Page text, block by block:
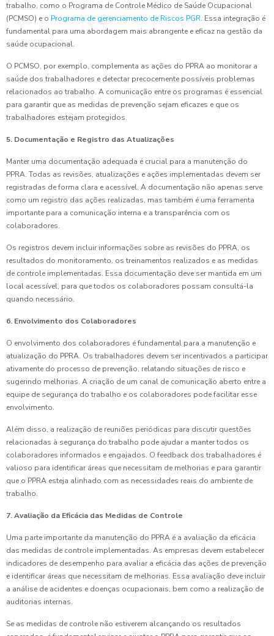
trabalho, como o Programa de Controle Médico de Saúde Ocupacional
(PCMSO) e o Programa de gerenciamento de Riscos PGR. Essa integração é
fundamental para uma abordagem mais abrangente e eficaz na gestão da
saúde ocupacional.
O PCMSO, por exemplo, complementa as ações do PPRA ao monitorar a
saúde dos trabalhadores e detectar precocemente possíveis problemas
relacionados ao trabalho. A comunicação entre os programas é essencial
para garantir que as medidas de prevenção sejam eficazes e que os
trabalhadores estejam protegidos.
5. Documentação e Registro das Atualizações
Manter uma documentação adequada é crucial para a manutenção do
PPRA. Todas as revisões, atualizações e ações implementadas devem ser
registradas de forma clara e acessível. A documentação não apenas serve
como um registro das ações realizadas, mas também é uma ferramenta
importante para a comunicação interna e a transparência com os
colaboradores.
Os registros devem incluir informações sobre as revisões do PPRA, os
resultados do monitoramento, os treinamentos realizados e as medidas
de controle implementadas. Essa documentação deve ser mantida em um
local acessível, para que todos os colaboradores possam consultá-la
quando necessário.
6. Envolvimento dos Colaboradores
O envolvimento dos colaboradores é fundamental para a manutenção e
atualização do PPRA. Os trabalhadores devem ser incentivados a participar
ativamente do processo de prevenção, relatando situações de risco e
sugerindo melhorias. A criação de um canal de comunicação aberto entre a
equipe de segurança do trabalho e os colaboradores pode facilitar esse
envolvimento.
Além disso, a realização de reuniões periódicas para discutir questões
relacionadas à segurança do trabalho pode ajudar a manter todos os
colaboradores informados e engajados. O feedback dos trabalhadores é
valioso para identificar áreas que necessitam de melhorias e para garantir
que o PPRA esteja alinhado com as necessidades reais do ambiente de
trabalho.
7. Avaliação da Eficácia das Medidas de Controle
Uma parte importante da manutenção do PPRA é a avaliação da eficácia
das medidas de controle implementadas. As empresas devem estabelecer
indicadores de desempenho para avaliar a eficácia das ações de prevenção
e identificar áreas que necessitam de melhorias. Essa avaliação deve incluir
a análise de acidentes e doenças ocupacionais, bem como a realização de
auditorias internas.
Se as medidas de controle não estiverem alcançando os resultados